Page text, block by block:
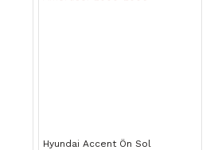
Hyundai Accent Ön Sol